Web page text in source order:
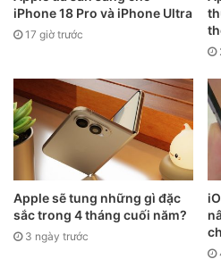
Ảnh minh họa (nguồn:
Trong khi đó, doanh thu
của Samsung tăng 11% so với
iPhone 18 Pro và iPhone Ultra
17 giờ trước
Apple sẽ tung những gì đặc
sắc trong 4 tháng cuối năm?
3 ngày trước